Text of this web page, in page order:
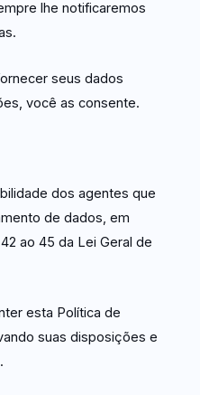
lhe notificaremos
seus dados
você as consente.
dos agentes que
de dados, em
ao 45 da Lei Geral de
esta Política de
suas disposições e